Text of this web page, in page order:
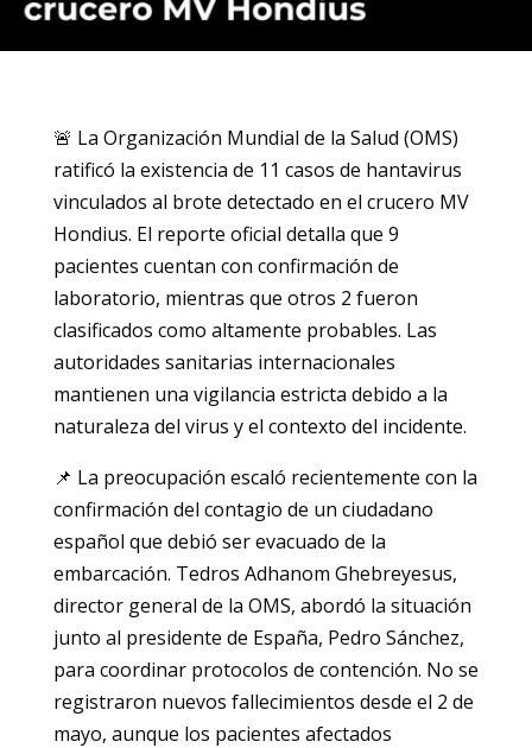
🚨 La Organización Mundial de la Salud (OMS)
ratificó la existencia de 11 casos de hantavirus
vinculados al brote detectado en el crucero MV
Hondius. El reporte oficial detalla que 9
pacientes cuentan con confirmación de
laboratorio, mientras que otros 2 fueron
clasificados como altamente probables. Las
autoridades sanitarias internacionales
mantienen una vigilancia estricta debido a la
naturaleza del virus y el contexto del incidente.
📌 La preocupación escaló recientemente con la
confirmación del contagio de un ciudadano
español que debió ser evacuado de la
embarcación. Tedros Adhanom Ghebreyesus,
director general de la OMS, abordó la situación
junto al presidente de España, Pedro Sánchez,
para coordinar protocolos de contención. No se
registraron nuevos fallecimientos desde el 2 de
mayo, aunque los pacientes afectados